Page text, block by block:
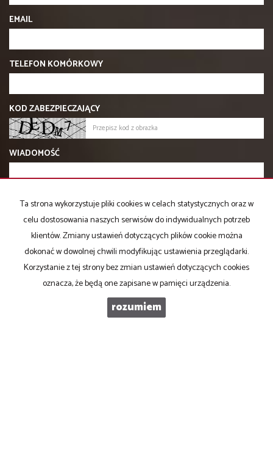
EMAIL
TELEFON KOMÓRKOWY
KOD ZABEZPIECZAJĄCY
WIADOMOŚĆ
Ta strona wykorzystuje pliki cookies w celach statystycznych oraz w
celu dostosowania naszych serwisów do indywidualnych potrzeb
klientów. Zmiany ustawień dotyczących plików cookie można
dokonać w dowolnej chwili modyfikując ustawienia przeglądarki.
Korzystanie z tej strony bez zmian ustawień dotyczących cookies
oznacza, że będą one zapisane w pamięci urządzenia.
rozumiem